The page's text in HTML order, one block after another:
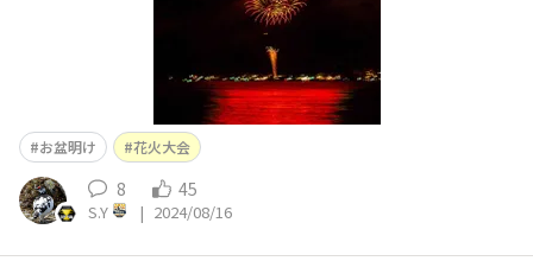
お盆明け 花火大会
8 45
S.Y | 2024/08/16